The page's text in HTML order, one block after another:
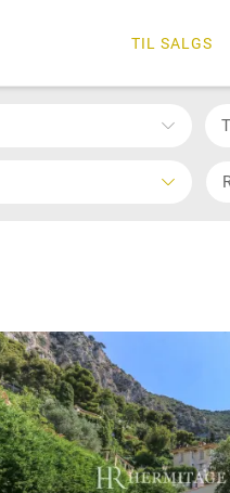
TIL SALGS